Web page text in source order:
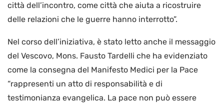
città dell’incontro, come città che aiuta a ricostruire
delle relazioni che le guerre hanno interrotto”.
Nel corso dell’iniziativa, è stato letto anche il messaggio
del Vescovo, Mons. Fausto Tardelli che ha evidenziato
come la consegna del Manifesto Medici per la Pace
“rappresenti un atto di responsabilità e di
testimonianza evangelica. La pace non può essere